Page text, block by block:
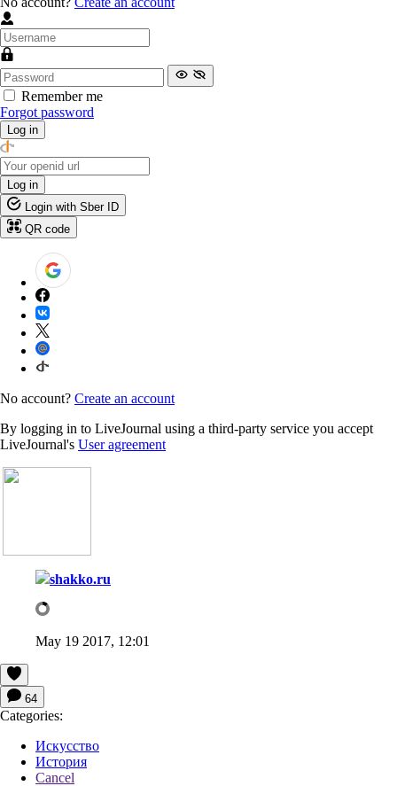
Remember me
Forgot password
Log in
Log in
Login with Sber ID
QR code
No account? Create an account
By logging in to LiveJournal using a third-party service you accept
LiveJournal's User agreement
shakko.ru
May 19 2017, 12:01
64
Categories:
Искусство
История
Cancel